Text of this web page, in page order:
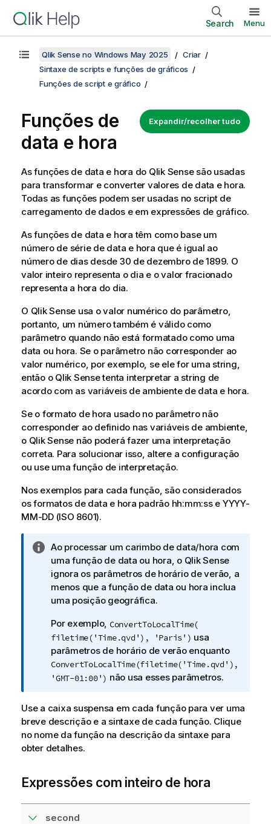
Search Menu
Qlik Sense no Windows May 2025
Criar
Sintaxe de scripts e funções de gráficos
Funções de script e gráfico
Expandir/recolher tudo
Funções de
data e hora
As funções de data e hora do Qlik Sensesão usadas
para transformar e converter valores de data e hora.
Todas as funções podem ser usadas no script de
carregamento de dados e em expressões de gráfico.
As funções de data e hora têm como base um
número de série de data e hora que é igual ao
número de dias desde 30 de dezembro de 1899. O
valor inteiro representa o dia e o valor fracionado
representa a hora do dia.
O Qlik Sense usa o valor numérico do parâmetro,
portanto, um número também é válido como
parâmetro quando não está formatado como uma
data ou hora. Se o parâmetro não corresponder ao
valor numérico, por exemplo, se ele for uma string,
então o Qlik Sensetenta interpretar a string de
acordo com as variáveis de ambiente de data e hora.
Se o formato de hora usado no parâmetro não
corresponder ao definido nas variáveis de ambiente,
o Qlik Sense não poderá fazer uma interpretação
correta. Para solucionar isso, altere a configuração
ou use uma função de interpretação.
Nos exemplos para cada função, são considerados
os formatos de data e hora padrão hh:mm:sse YYYY-
MM-DD (ISO 8601).
N
o
t
a
i
f
o
r
m
a
i
v
a
Ao processar um carimbo de data/hora com
uma função de data ou hora, o Qlik Sense
ignora os parâmetros de horário de verão, a
menos que a função de data ou hora inclua
uma posição geográfica.
Por exemplo, ConvertToLocalTime(
filetime('Time.qvd'), 'Paris') usa
parâmetros de horário de verão enquanto
ConvertToLocalTime(filetime('Time.qvd'),
'GMT-01:00') não usa esses parâmetros.
Use a caixa suspensa em cada função para ver uma
breve descrição e a sintaxe de cada função. Clique
no nome da função na descrição da sintaxe para
obter detalhes.
Expressões com inteiro de hora
second